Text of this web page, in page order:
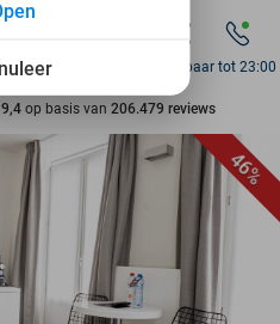
week beschikbaar
miljoen leden
9,4 op basis van 206.479 reviews
15.000+ deals
week beschikbaar
miljoen leden
Bereikbaar tot 23:00
46%
Open